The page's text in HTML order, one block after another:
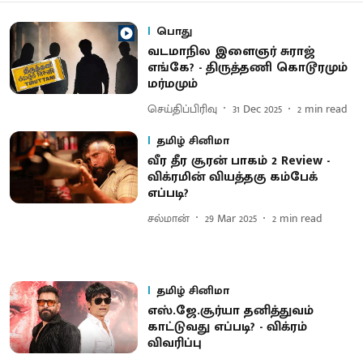
பொது
வடமாநில இளைஞர் சுராஜ்
எங்கே? - திருத்தணி கொடூரமும்
மர்மமும்
செய்திப்பிரிவு 31 Dec 2025 2 min read
தமிழ் சினிமா
வீர தீர சூரன் பாகம் 2 Review -
விக்ரமின் வியத்தகு கம்பேக்
எப்படி?
சல்மான் 29 Mar 2025 2 min read
தமிழ் சினிமா
எஸ்.ஜே.சூர்யா தனித்துவம்
காட்டுவது எப்படி? - விக்ரம்
விவரிப்பு